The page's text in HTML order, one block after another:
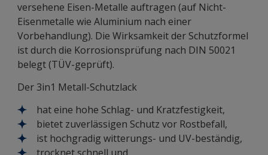
versehene Eisen-Metalle auftragen (auf Nicht-
Eisenmetalle wie Aluminium nach einer
Vorbehandlung). Die Wirksamkeit der Schutzformel
ist durch die Korrosionsprüfung nach DIN 50021
belegt (TÜV-geprüft).
Der 3in1 Metall-Schutzlack
hat eine hohe Schlag- und Kratzfestigkeit,
bietet zuverlässigen Schutz vor Rostbefall,
ist hochgradig witterungs- und UV-beständig,